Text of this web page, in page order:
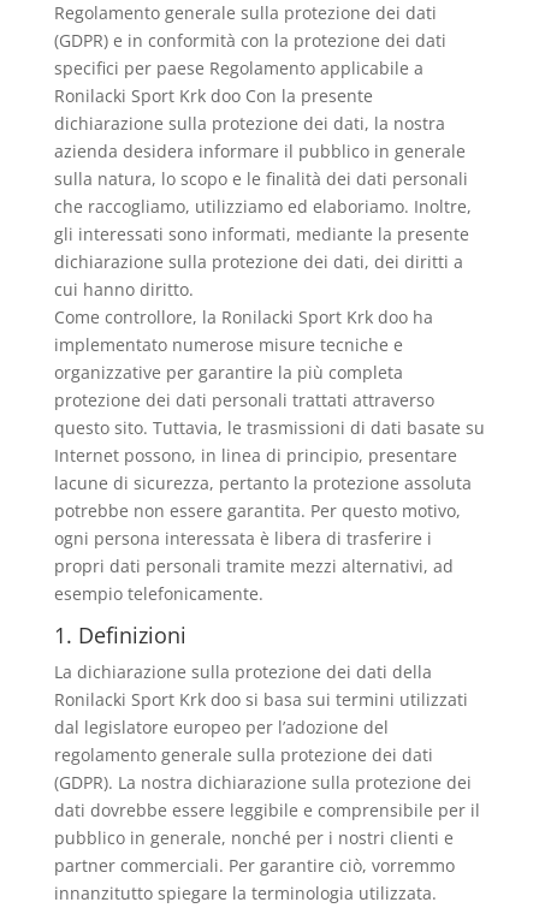
Regolamento generale sulla protezione dei dati
(GDPR) e in conformità con la protezione dei dati
specifici per paese Regolamento applicabile a
Ronilacki Sport Krk doo Con la presente
dichiarazione sulla protezione dei dati, la nostra
azienda desidera informare il pubblico in generale
sulla natura, lo scopo e le finalità dei dati personali
che raccogliamo, utilizziamo ed elaboriamo. Inoltre,
gli interessati sono informati, mediante la presente
dichiarazione sulla protezione dei dati, dei diritti a
cui hanno diritto.
Come controllore, la Ronilacki Sport Krk doo ha
implementato numerose misure tecniche e
organizzative per garantire la più completa
protezione dei dati personali trattati attraverso
questo sito. Tuttavia, le trasmissioni di dati basate su
Internet possono, in linea di principio, presentare
lacune di sicurezza, pertanto la protezione assoluta
potrebbe non essere garantita. Per questo motivo,
ogni persona interessata è libera di trasferire i
propri dati personali tramite mezzi alternativi, ad
esempio telefonicamente.
1. Definizioni
La dichiarazione sulla protezione dei dati della
Ronilacki Sport Krk doo si basa sui termini utilizzati
dal legislatore europeo per l’adozione del
regolamento generale sulla protezione dei dati
(GDPR). La nostra dichiarazione sulla protezione dei
dati dovrebbe essere leggibile e comprensibile per il
pubblico in generale, nonché per i nostri clienti e
partner commerciali. Per garantire ciò, vorremmo
innanzitutto spiegare la terminologia utilizzata.